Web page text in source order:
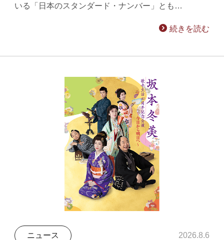
いる「日本のスタンダード・ナンバー」とも…
続きを読む
ニュース 2026.8.6